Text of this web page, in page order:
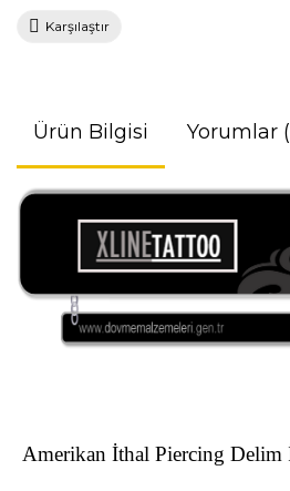
Karşılaştır
Ürün Bilgisi Yorumlar
Amerikan İthal Piercing Delim